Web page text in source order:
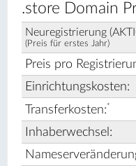
.store Domain
Neuregistrierung
(Preis für erstes Jahr)
Preis pro
Einrichtungskosten:
Transferkosten:*
Inhaberwechsel: